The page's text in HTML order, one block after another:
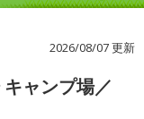
2026/08/07 更新
ャンプ場／